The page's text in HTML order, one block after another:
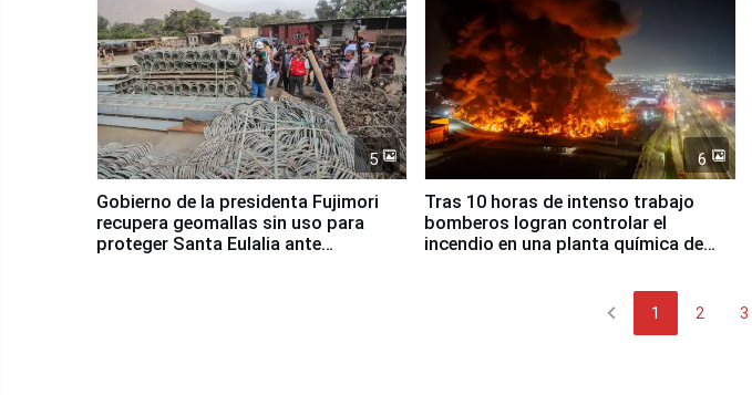
5
Gobierno de la presidenta Fujimori
recupera geomallas sin uso para
proteger Santa Eulalia ante
6
Tras 10 horas de intenso trabajo
bomberos logran controlar el
incendio en una planta química de
chevron_left 1 2 3